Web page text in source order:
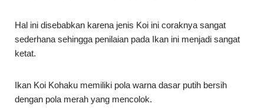
Hal ini disebabkan karena jenis Koi ini coraknya sangat
sederhana sehingga penilaian pada Ikan ini menjadi sangat
ketat.
Ikan Koi Kohaku memiliki pola warna dasar putih bersih
dengan pola merah yang mencolok.